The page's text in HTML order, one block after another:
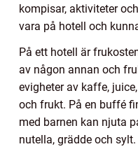
kompisar, aktiviteter
vara på hotell och
På ett hotell är
av någon annan och
evigheter av kaffe,
och frukt. På en buffé
med barnen kan njuta
nutella, grädde och sylt.